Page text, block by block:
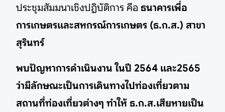
ประชุมสัมมนาเชิงปฏิบัติการ คือ ธนาคารเพื่อ
การเกษตรและสหกรณ์การเกษตร (ธ.ก.ส.) สาขา
สุรินทร์
พบปัญหาการดำเนินงาน ในปี 2564 และ2565
ว่ามีลักษณะเป็นการเดินทางไปท่องเที่ยวตาม
สถานที่ท่องเที่ยวต่างๆ ทำให้ ธ.ก.ส.เสียหายเป็น